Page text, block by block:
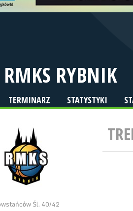
RMKS RYBNIK
TERMINARZ STATYSTYKI
Śl. 40/42